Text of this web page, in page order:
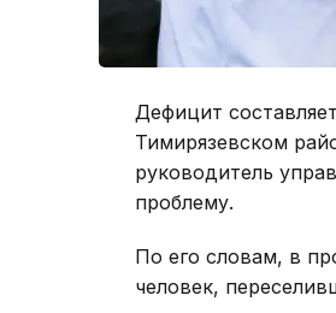
Дефицит
Тимирязевском
руководитель
проблему.
По его словам, в
человек,